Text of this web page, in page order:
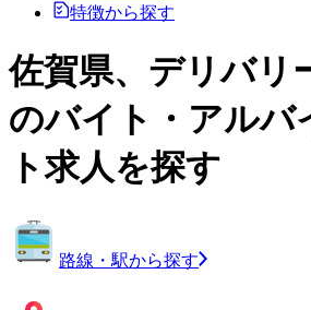
特徴から探す
佐賀県、デリバリ
のバイト・アルバ
ト求人を探す
路線・駅から探す